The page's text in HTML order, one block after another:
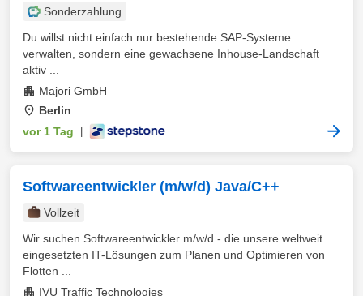
Sonderzahlung
Du willst nicht einfach nur bestehende SAP-Systeme
verwalten, sondern eine gewachsene Inhouse-Landschaft
aktiv ...
Majori GmbH
Berlin
vor 1 Tag
Softwareentwickler (m/w/d) Java/C++
Vollzeit
Wir suchen Softwareentwickler m/w/d - die unsere weltweit
eingesetzten IT-Lösungen zum Planen und Optimieren von
Flotten ...
IVU Traffic Technologies